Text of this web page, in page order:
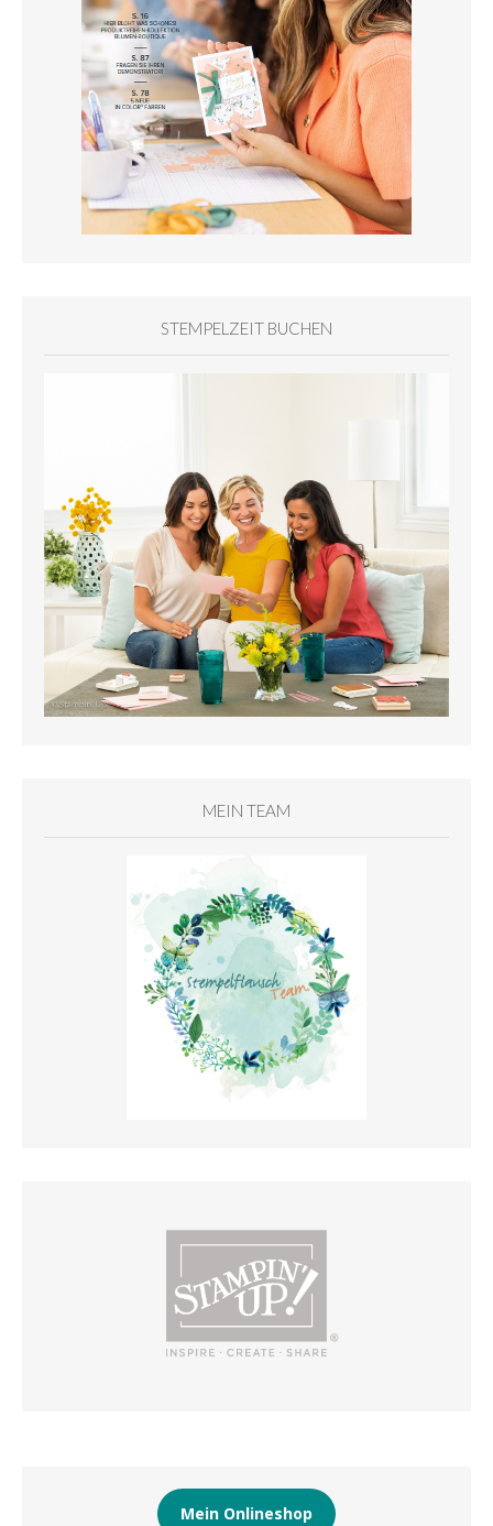
STEMPELZEIT BUCHEN
MEIN TEAM
Mein Onlineshop